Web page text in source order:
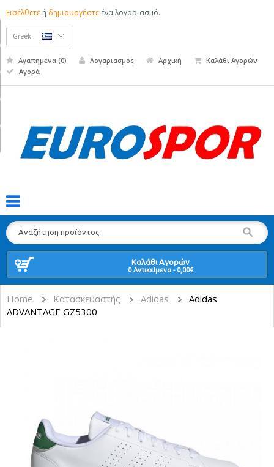
Εισέλθετε ή δημιουργήστε ένα λογαριασμό.
Greek
Αγαπημένα (0) Λογαριασμός Αρχική
Καλάθι Αγορών
Αγορά
Καλάθι Αγορών
0 Αντικείμενα - 0,00€
Home Κατασκευαστής Adidas
Adidas
ADVANTAGE GZ5300